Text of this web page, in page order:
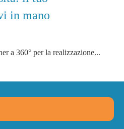
in mano
a 360° per la realizzazione...